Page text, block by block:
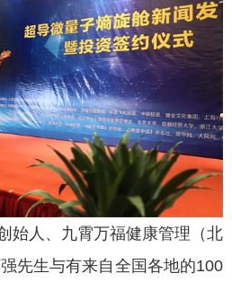
始人、九霄万福健康管理（北
先生与有来自全国各地的100